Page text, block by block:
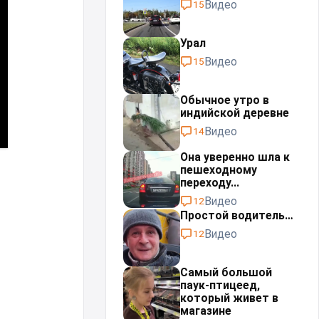
15Видео
Урал⁠⁠
15Видео
Обычное утро в
индийской деревне
14Видео
Она уверенно шла к
пешеходному
переходу...
12Видео
Простой водитель…
12Видео
Самый большой
паук-птицеед,
который живет в
магазине